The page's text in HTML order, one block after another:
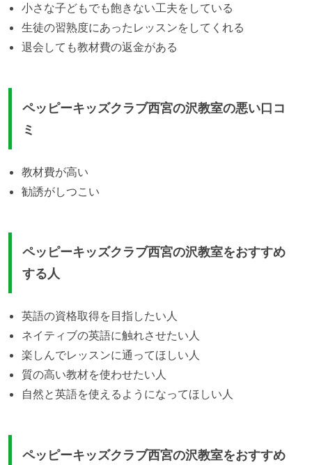
小さな子どもでも飽きない工夫をしている
生徒の習熟度にあったレッスンをしてくれる
退会しても教材費の返金がある
ペッピーキッズクラブ西宮の沢教室の悪い口コ
ミ
教材費が高い
勧誘がしつこい
ペッピーキッズクラブ西宮の沢教室をおすすめ
する人
英語の資格取得を目指したい人
ネイティブの英語に触れさせたい人
楽しんでレッスンに通ってほしい人
質の高い教材を使わせたい人
自然と英語を使えるようになってほしい人
ペッピーキッズクラブ西宮の沢教室をおすすめ